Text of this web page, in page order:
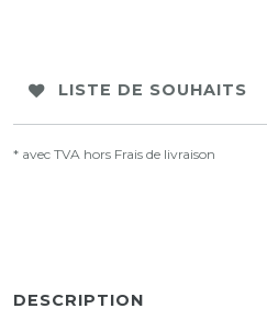
LISTE DE SOUHAITS
* avec TVA hors Frais de livraison
DESCRIPTION